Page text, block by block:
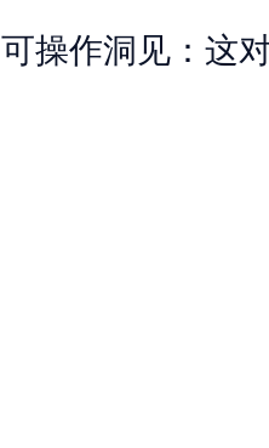
可操作洞见：这